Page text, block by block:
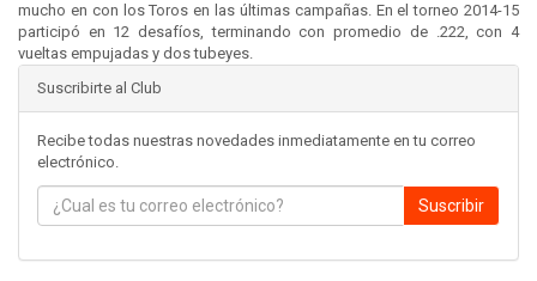
mucho en con los Toros en las últimas campañas. En el torneo 2014-15
participó en 12 desafíos, terminando con promedio de .222, con 4
vueltas empujadas y dos tubeyes.
Suscribirte al Club
Recibe todas nuestras novedades inmediatamente en tu correo
electrónico.
Suscribir